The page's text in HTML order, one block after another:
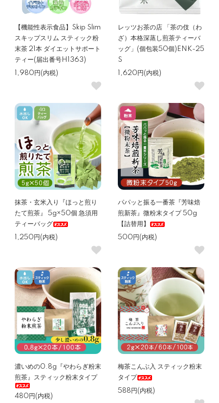
【機能性表示食品】Skip Slim
スキップスリム スティック粉
末茶 21本 ダイエットサポート
ティー(届出番号H1363)
1,980円(内税)
レッツお茶の店 「茶の伎（わ
ざ）本格深蒸し煎茶ティーバ
ッグ」(個包装50個)ENK-25
S
1,620円(内税)
抹茶・玄米入り『ほっと煎り
たて煎茶』 5g×50個 急須用
ティーバッグ
1,250円(内税)
パパッと振る一番茶『芳味焙
煎新茶』微粉末タイプ 50g
【詰替用】
500円(内税)
濃いめの0.8g『やわらぎ粉末
煎茶』スティック粉末タイプ
480円(内税)
梅茶こんぶ入 スティック粉末
タイプ
588円(内税)